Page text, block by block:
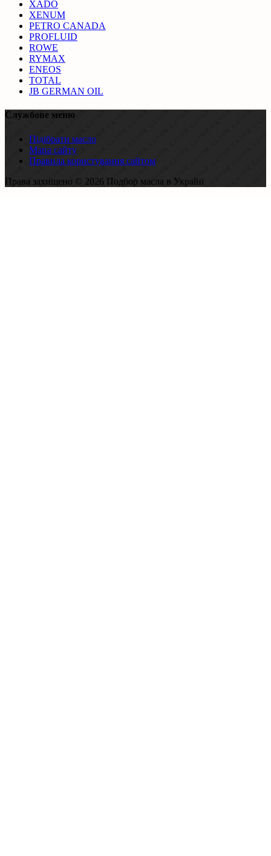
XADO
XENUM
PETRO CANADA
PROFLUID
ROWE
RYMAX
ENEOS
TOTAL
JB GERMAN OIL
Службове меню
Підібрати масло
Мапа сайту
Правила користування сайтом
Права захищено © 2026 Подбор масла в Україні